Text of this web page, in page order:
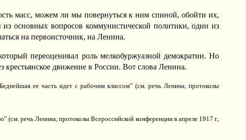
масс, можем ли мы повернуться к ним спиной, обойти их,
основных вопросов коммунистической политики, один из
на первоисточник, на Ленина.
переоценивал роль мелкобуржуазной демократии. Но
крестьянское движение в России. Вот слова Ленина.
ее часть идет с рабочим классом” (см. речь Ленина, протоколы
(см. речь Ленина, протоколы Всероссийской конференции в апреле 1917 г.,